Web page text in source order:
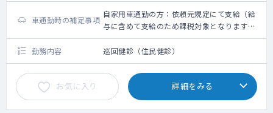
車通勤時の補足事項
自家用車通勤の方：依頼元規定にて支給（給
与に含めて支給のため課税対象となります。
備考欄参照ください）
勤務内容
巡回健診（住民健診）
お気に入り 詳細をみる